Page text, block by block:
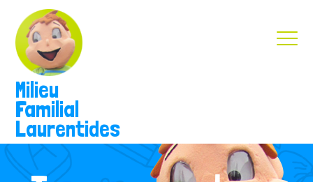
Milieu
Familial
Laurentides